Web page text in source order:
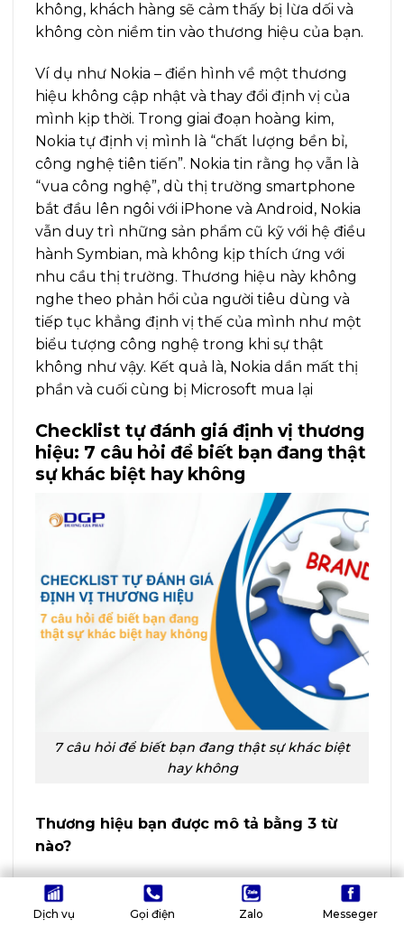
không, khách hàng sẽ cảm thấy bị lừa dối và
không còn niềm tin vào thương hiệu của bạn.
Ví dụ như Nokia – điển hình về một thương
hiệu không cập nhật và thay đổi định vị của
mình kịp thời. Trong giai đoạn hoàng kim,
Nokia tự định vị mình là “chất lượng bền bỉ,
công nghệ tiên tiến”. Nokia tin rằng họ vẫn là
“vua công nghệ”, dù thị trường smartphone
bắt đầu lên ngôi với iPhone và Android, Nokia
vẫn duy trì những sản phẩm cũ kỹ với hệ điều
hành Symbian, mà không kịp thích ứng với
nhu cầu thị trường. Thương hiệu này không
nghe theo phản hồi của người tiêu dùng và
tiếp tục khẳng định vị thế của mình như một
biểu tượng công nghệ trong khi sự thật
không như vậy. Kết quả là, Nokia dần mất thị
phần và cuối cùng bị Microsoft mua lại
Checklist tự đánh giá định vị thương
hiệu: 7 câu hỏi để biết bạn đang thật
sự khác biệt hay không
7 câu hỏi để biết bạn đang thật sự khác biệt
hay không
Thương hiệu bạn được mô tả bằng 3 từ
nào?
Hãy chắc chắn rằng bạn có thể mô tả thương
hiệu của mình bằng 3 từ dễ nhớ và nổi bật.
Dịch vụ Gọi điện Zalo Messeger